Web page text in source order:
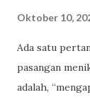
Oktober 10,
Ada satu
pasangan
adalah,